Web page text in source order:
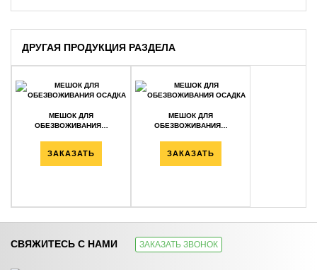
ДРУГАЯ ПРОДУКЦИЯ РАЗДЕЛА
МЕШОК ДЛЯ
ОБЕЗВОЖИВАНИЯ…
ЗАКАЗАТЬ
МЕШОК ДЛЯ
ОБЕЗВОЖИВАНИЯ…
ЗАКАЗАТЬ
СВЯЖИТЕСЬ С НАМИ ЗАКАЗАТЬ ЗВОНОК